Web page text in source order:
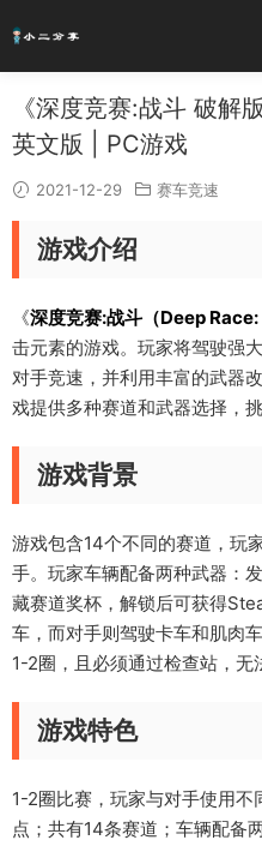
《深度竞赛:战斗 破解
英文版 | PC游戏
2021-12-29 赛车竞速
游戏介绍
《深度竞赛:战斗（Deep Race:
击元素的游戏。玩家将驾驶强
对手竞速，并利用丰富的武器
戏提供多种赛道和武器选择，
游戏背景
游戏包含14个不同的赛道，玩
手。玩家车辆配备两种武器：
藏赛道奖杯，解锁后可获得
车，而对手则驾驶卡车和肌肉
1-2圈，且必须通过检查站，无
游戏特色
1-2圈比赛，玩家与对手使用
点；共有14条赛道；车辆配备